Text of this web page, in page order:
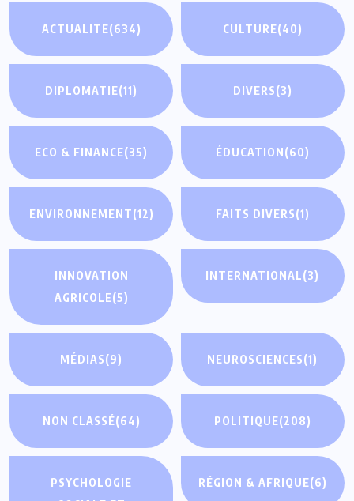
ACTUALITE(634) CULTURE(40)
DIPLOMATIE(11) DIVERS(3)
ECO & FINANCE(35) ÉDUCATION(60)
ENVIRONNEMENT(12) FAITS DIVERS(1)
INNOVATION
AGRICOLE(5)
INTERNATIONAL(3)
MÉDIAS(9) NEUROSCIENCES(1)
NON CLASSÉ(64) POLITIQUE(208)
PSYCHOLOGIE
RÉGION & AFRIQUE(6)